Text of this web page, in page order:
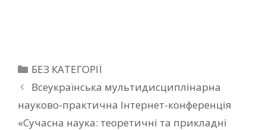
БЕЗ КАТЕГОРІЇ
Всеукраїнська мультидисциплінарна
науково-практична Інтернет-конференція
«Сучасна наука: теоретичні та прикладні